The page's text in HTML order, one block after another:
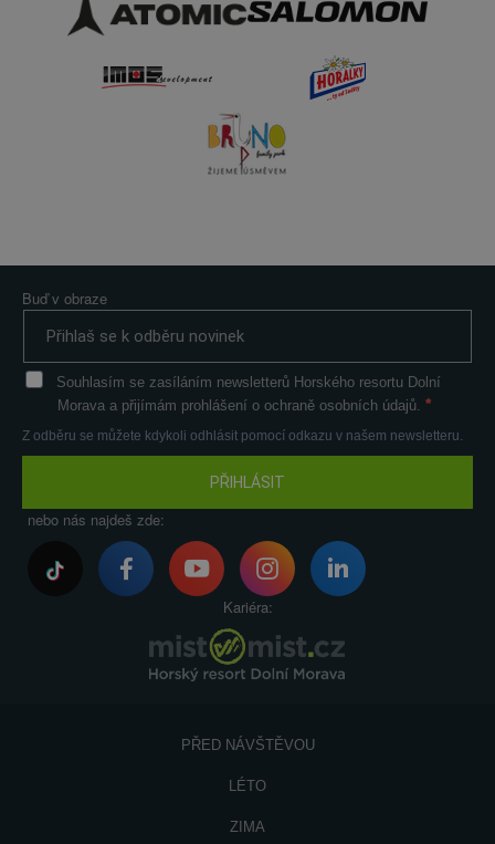
Buď v obraze
PŘIHLÁSIT
Souhlasím se zasíláním newsletterů Horského resortu Dolní
Morava a přijímám prohlášení o ochraně osobních údajů.
Z odběru se můžete kdykoli odhlásit pomocí odkazu v našem newsletteru.
nebo nás najdeš zde:
Kariéra:
PŘED NÁVŠTĚVOU
LÉTO
ZIMA